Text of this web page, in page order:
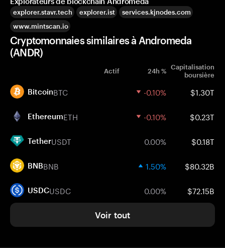
explorer.stavr.tech explorer.ist
services.kjnodes.com
www.mintscan.io
Cryptomonnaies similaires à Andromeda
(ANDR)
Actif 24h % Capitalisation
boursière
BitcoinBTC -0.10% $1.30T
EthereumETH -0.10% $0.23T
TetherUSDT 0.00% $0.18T
BNBBNB 1.50% $80.32B
USDCUSDC 0.00% $72.15B
Voir tout